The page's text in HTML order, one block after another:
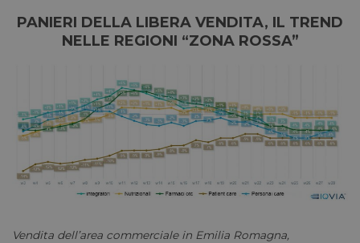
PANIERI DELLA LIBERA VENDITA, IL TREND
NELLE REGIONI “ZONA ROSSA”
Vendita dell’area commerciale in Emilia Romagna,